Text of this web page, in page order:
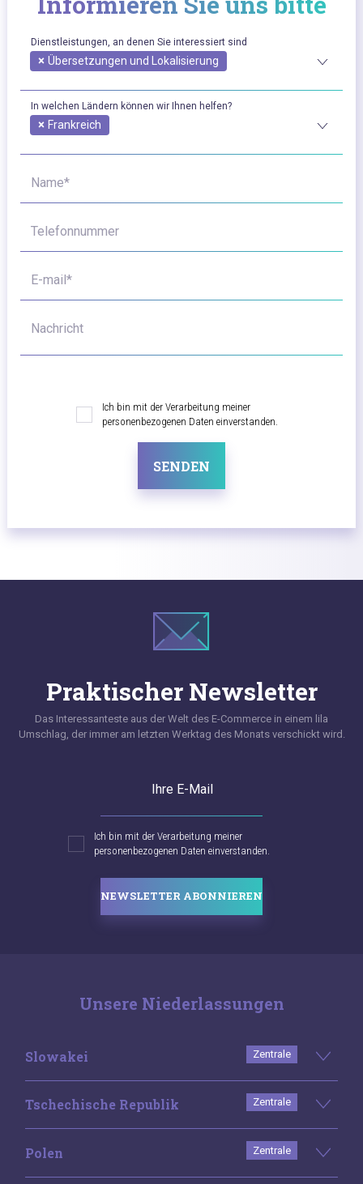
Dienstleistungen, an denen Sie interessiert sind
× Übersetzungen und Lokalisierung
In welchen Ländern können wir Ihnen helfen?
× Frankreich
Name*
Telefonnummer
E-mail*
Nachricht
Ich bin mit der Verarbeitung meiner
personenbezogenen Daten einverstanden.
SENDEN
Praktischer Newsletter
Das Interessanteste aus der Welt des E-Commerce in einem lila
Umschlag, der immer am letzten Werktag des Monats verschickt wird.
Ihre E-Mail
Ich bin mit der Verarbeitung meiner
personenbezogenen Daten einverstanden.
NEWSLETTER ABONNIEREN
Unsere Niederlassungen
Slowakei Zentrale
Tschechische Republik Zentrale
Polen Zentrale